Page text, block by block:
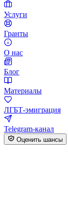
Услуги
Гранты
О нас
Блог
Материалы
ЛГБТ-эмиграция
Telegram-канал
Оценить шансы